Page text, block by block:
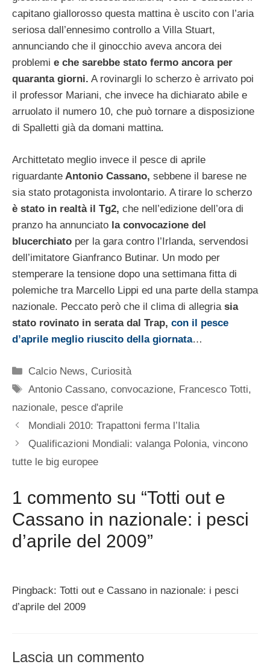
capitano giallorosso questa mattina è uscito con l’aria
seriosa dall’ennesimo controllo a Villa Stuart,
annunciando che il ginocchio aveva ancora dei
problemi e che sarebbe stato fermo ancora per
quaranta giorni. A rovinargli lo scherzo è arrivato poi
il professor Mariani, che invece ha dichiarato abile e
arruolato il numero 10, che può tornare a disposizione
di Spalletti già da domani mattina.
Archittetato meglio invece il pesce di aprile
riguardante Antonio Cassano, sebbene il barese ne
sia stato protagonista involontario. A tirare lo scherzo
è stato in realtà il Tg2, che nell’edizione dell’ora di
pranzo ha annunciato la convocazione del
blucerchiato per la gara contro l’Irlanda, servendosi
dell’imitatore Gianfranco Butinar. Un modo per
stemperare la tensione dopo una settimana fitta di
polemiche tra Marcello Lippi ed una parte della stampa
nazionale. Peccato però che il clima di allegria sia
stato rovinato in serata dal Trap, con il pesce
d’aprile meglio riuscito della giornata…
Categorie
Calcio News, Curiosità
Tag
Antonio Cassano,convocazione, Francesco Totti,
nazionale, pesce d'aprile
Mondiali 2010: Trapattoni ferma l’Italia
Qualificazioni Mondiali: valanga Polonia, vincono
tutte le big europee
1 commento su “Totti out e
Cassano in nazionale: i pesci
d’aprile del 2009”
Pingback: Totti out e Cassano in nazionale: i pesci
d’aprile del 2009
Lascia un commento